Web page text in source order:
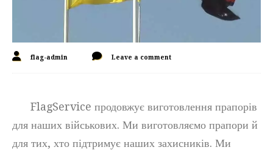
flag-admin Leave a comment
FlagService продовжує виготовлення прапорів
для наших військових. Ми виготовляємо прапори й
для тих, хто підтримує наших захисників. Ми